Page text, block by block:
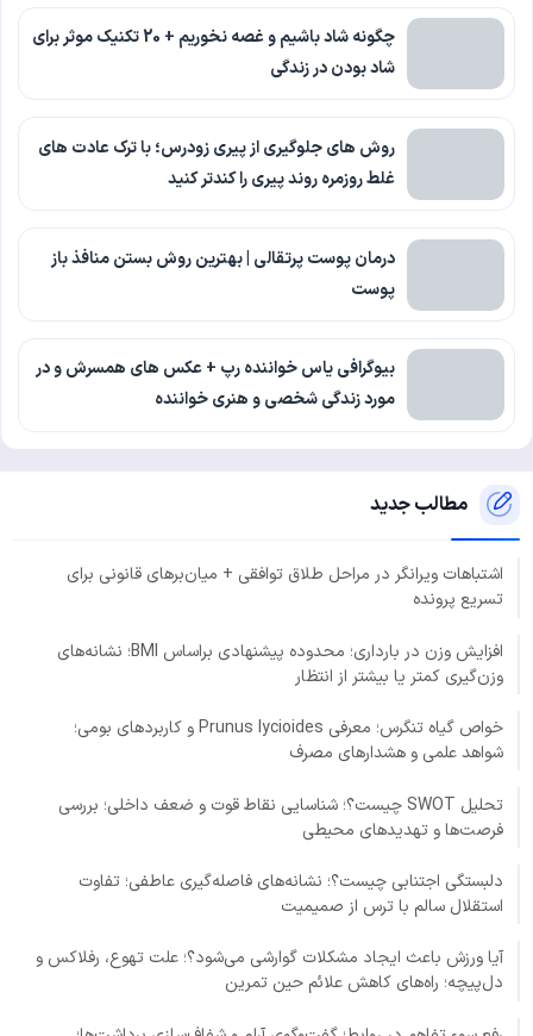
چگونه شاد باشیم و غصه نخوریم + 20 تکنیک موثر برای
شاد بودن در زندگی
روش های جلوگیری از پیری زودرس؛ با ترک عادت های
غلط روزمره روند پیری را کندتر کنید
درمان پوست پرتقالی | بهترین روش بستن منافذ باز
پوست
بیوگرافی یاس خواننده رپ + عکس های همسرش و در
مورد زندگی شخصی و هنری خواننده
مطالب جدید
اشتباهات ویرانگر در مراحل طلاق توافقی + میان‌برهای قانونی برای
تسریع پرونده
افزایش وزن در بارداری؛ محدوده پیشنهادی براساس BMI؛ نشانه‌های
وزن‌گیری کمتر یا بیشتر از انتظار
خواص گیاه تنگرس؛ معرفی Prunus lycioides و کاربردهای بومی؛
شواهد علمی و هشدارهای مصرف
تحلیل SWOT چیست؟؛ شناسایی نقاط قوت و ضعف داخلی؛ بررسی
فرصت‌ها و تهدیدهای محیطی
دلبستگی اجتنابی چیست؟؛ نشانه‌های فاصله‌گیری عاطفی؛ تفاوت
استقلال سالم با ترس از صمیمیت
آیا ورزش باعث ایجاد مشکلات گوارشی می‌شود؟؛ علت تهوع، رفلاکس و
دل‌پیچه؛ راه‌های کاهش علائم حین تمرین